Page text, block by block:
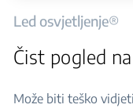
Led osvjetljenje®
Čist pogled
Može biti teško